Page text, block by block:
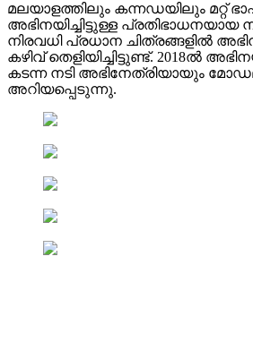
മലയാളത്തിലും കന്നഡയിലും മറ്റ്
അഭിനയിച്ചിട്ടുള്ള പ്രതിഭാധനയായ
നിരവധി പ്രധാന ചിത്രങ്ങളിൽ
കഴിവ് തെളിയിച്ചിട്ടുണ്ട്. 2018ൽ
കടന്ന നടി അഭിനേത്രിയായും
അറിയപ്പെടുന്നു.